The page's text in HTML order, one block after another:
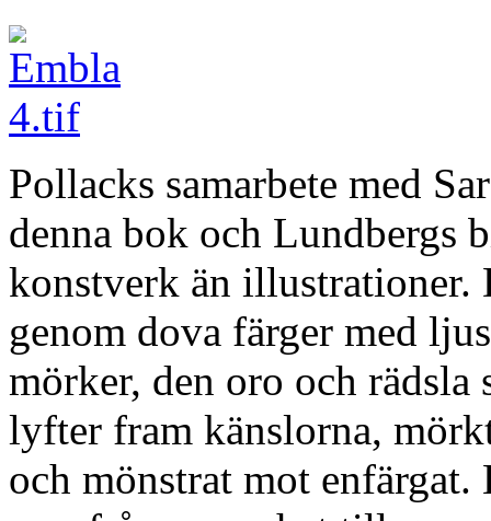
Pollacks samarbete med
denna bok och Lundbergs
konstverk än illustrationer.
genom dova färger med
mörker, den oro och rädsla
lyfter fram känslorna,
och mönstrat mot